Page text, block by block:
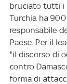
bruciato tutti i
Turchia ha
responsabile
Paese. Per il
"il discorso di
contro
forma di